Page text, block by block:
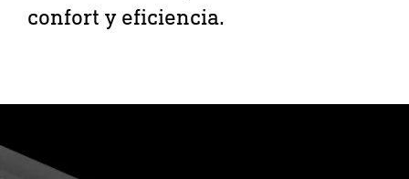
confort y eficiencia.